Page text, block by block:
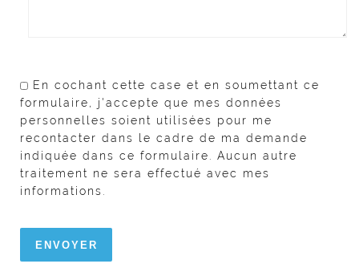
En cochant cette case et en soumettant ce
formulaire, j'accepte que mes données
personnelles soient utilisées pour me
recontacter dans le cadre de ma demande
indiquée dans ce formulaire. Aucun autre
traitement ne sera effectué avec mes
informations.